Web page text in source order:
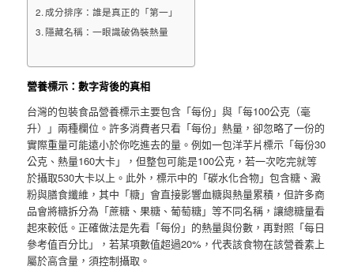
成分排序：誰是真正的「第一」
隱藏名稱：一眼識破偽裝熱量
營養標示：數字背後的真相
台灣的包裝食品營養標示主要包含「每份」與「每100公克（毫
升）」兩種欄位。許多消費者只看「每份」熱量，卻忽略了一份的
實際重量可能遠小於你吃進去的量。例如一包洋芋片標示「每份30
公克、熱量160大卡」，但整包可能是100公克，若一次吃完就等
於攝取530大卡以上。此外，標示中的「碳水化合物」包含糖、澱
粉與膳食纖維，其中「糖」會直接影響血糖與熱量累積，但許多商
品會將糖拆分為「蔗糖、果糖、葡萄糖」等不同名稱，讓總糖量看
起來較低。正確做法是先看「每份」的熱量與份數，再對照「每日
參考值百分比」，若某項數值超過20%，代表該食物在該營養素上
屬於高含量，須控制攝取。